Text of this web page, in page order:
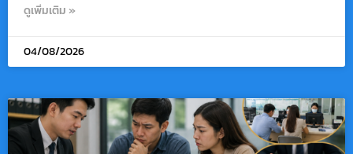
ดูเพิ่มเติม »
04/08/2026